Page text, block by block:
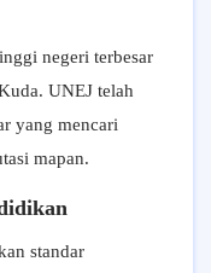
negeri terbesar
UNEJ telah
yang mencari
mapan.
standar